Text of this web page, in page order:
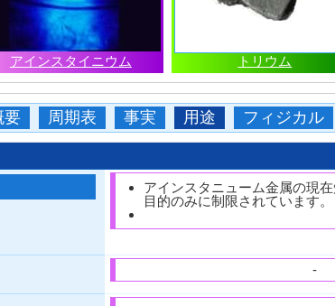
アインスタイニウム トリウム
要 周期表 事実 用途 フィジカル
アインスタニューム金属の現
目的のみに制限されています。
-